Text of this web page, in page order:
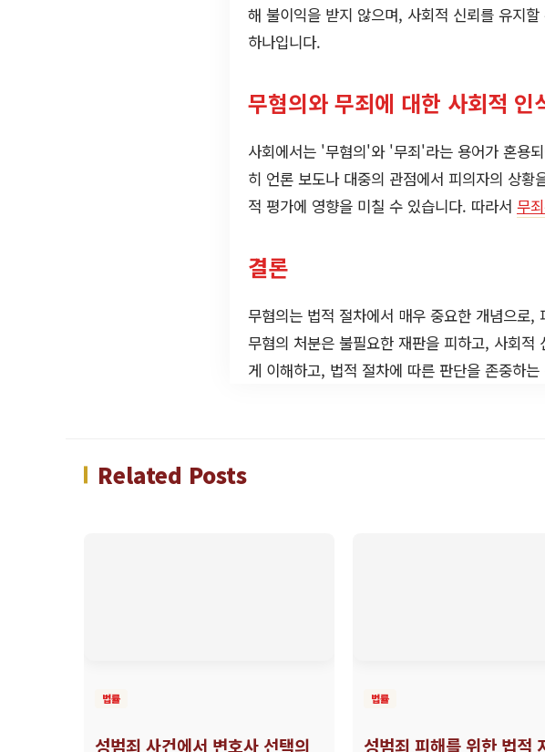
해 불이익을 받지 않으며, 사회적 신뢰를 유지할
하나입니다.
무혐의와 무죄에 대한 사회적 인
사회에서는 '무혐의'와 '무죄'라는 용어가 혼용
히 언론 보도나 대중의 관점에서 피의자의 상
적 평가에 영향을 미칠 수 있습니다. 따라서 무
결론
무혐의는 법적 절차에서 매우 중요한 개념으로
무혐의 처분은 불필요한 재판을 피하고, 사회
게 이해하고, 법적 절차에 따른 판단을 존중하
Related Posts
법률
성범죄 사건에서 변호사 선택의
법률
성범죄 피해를 위한 법적